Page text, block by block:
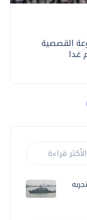
القصصية
غدا
الأكثر قراءة